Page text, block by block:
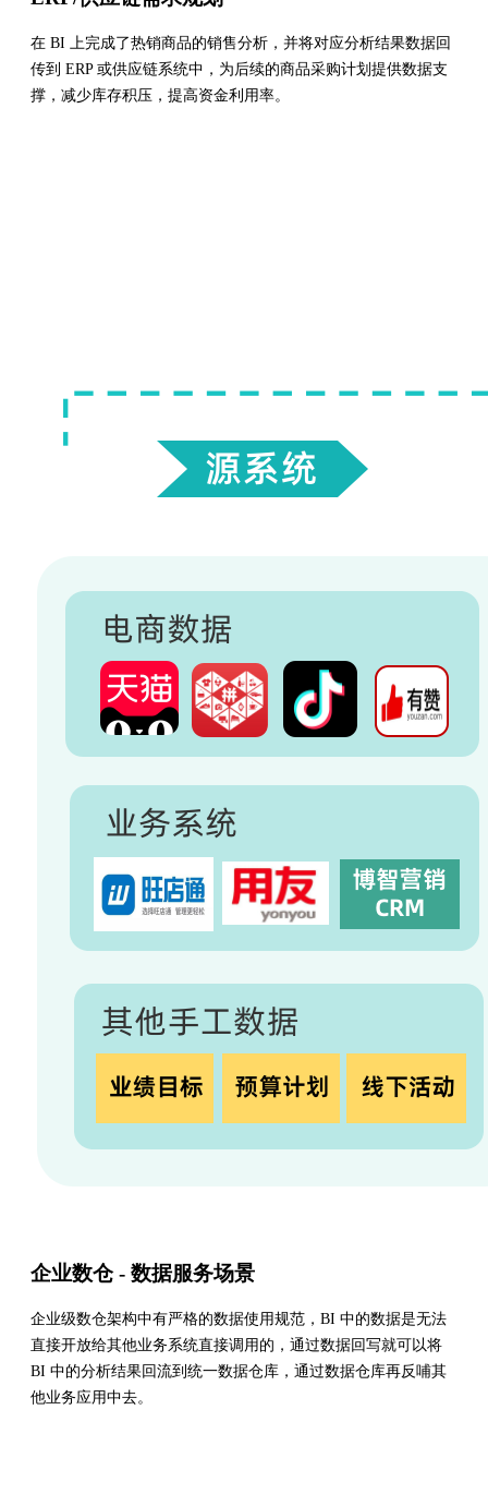
在 BI 上完成了热销商品的销售分析，并将对应分析结果数据回
传到 ERP 或供应链系统中，为后续的商品采购计划提供数据支
撑，减少库存积压，提高资金利用率。
企业数仓 - 数据服务场景
企业级数仓架构中有严格的数据使用规范，BI 中的数据是无法
直接开放给其他业务系统直接调用的，通过数据回写就可以将
BI 中的分析结果回流到统一数据仓库，通过数据仓库再反哺其
他业务应用中去。